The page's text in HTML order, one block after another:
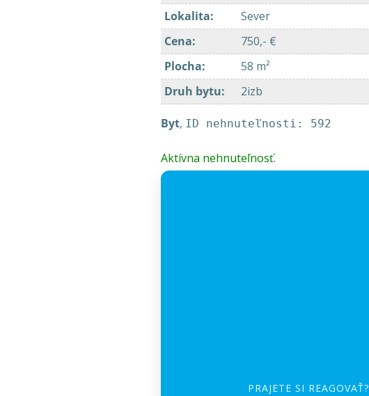
Lokalita:
Sever
Cena:
750,- €
Plocha:
58 m²
Druh bytu: 2izb
Byt, ID nehnuteľnosti: 592
Aktívna nehnuteľnosť.
PRAJETE SI REAGOVAŤ?